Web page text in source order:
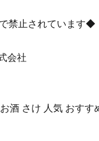
禁止されています◆
会社
酒 さけ 人気 おすす